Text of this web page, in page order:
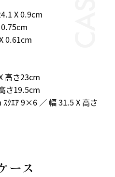
X 0.9cm
0.75cm
0.61cm
高さ23cm
さ19.5cm
ｽｸｴｱ 9×6 ／ 幅 31.5 X 高さ
ース